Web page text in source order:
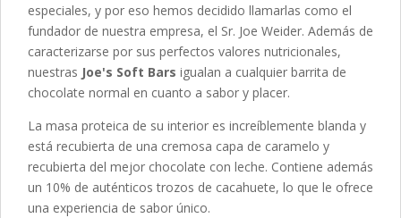
especiales, y por eso hemos decidido llamarlas como el
fundador de nuestra empresa, el Sr. Joe Weider. Además de
caracterizarse por sus perfectos valores nutricionales,
nuestras Joe's Soft Bars igualan a cualquier barrita de
chocolate normal en cuanto a sabor y placer.
La masa proteica de su interior es increíblemente blanda y
está recubierta de una cremosa capa de caramelo y
recubierta del mejor chocolate con leche. Contiene además
un 10% de auténticos trozos de cacahuete, lo que le ofrece
una experiencia de sabor único.